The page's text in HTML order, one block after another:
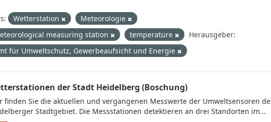
Wetterstation
Meteorologie
measuring station
temperature
Herausgeber:
für Umweltschutz, Gewerbeaufsicht und Energie
der Stadt Heidelberg (Boschung)
finden Sie die aktuellen und vergangenen Messwerte der Umweltsensoren
Stadtgebiet. Die Messstationen detektieren an drei Standorten im...